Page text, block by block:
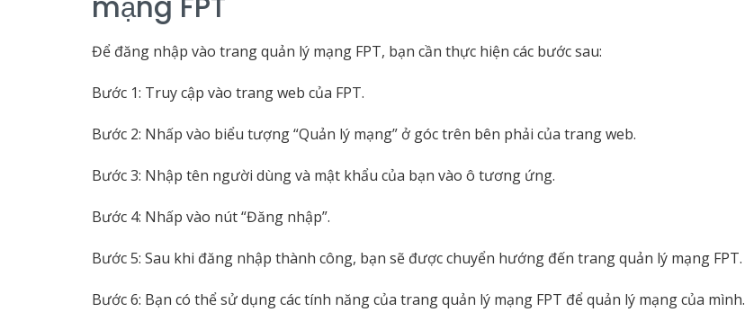
Để đăng nhập vào trang quản lý mạng FPT, bạn cần thực hiện các bước sau:
Bước 1: Truy cập vào trang web của FPT.
Bước 2: Nhấp vào biểu tượng “Quản lý mạng” ở góc trên bên phải của trang web.
Bước 3: Nhập tên người dùng và mật khẩu của bạn vào ô tương ứng.
Bước 4: Nhấp vào nút “Đăng nhập”.
Bước 5: Sau khi đăng nhập thành công, bạn sẽ được chuyển hướng đến trang quản lý mạng FPT.
Bước 6: Bạn có thể sử dụng các tính năng của trang quản lý mạng FPT để quản lý mạng của mình.